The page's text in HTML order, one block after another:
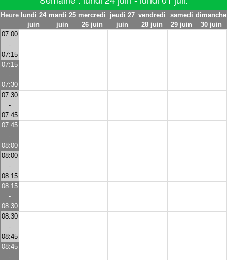
Heure lundi 24
juin
mardi 25
juin
mercredi
26 juin
jeudi 27
juin
vendredi
28 juin
samedi
29 juin
dimanche
30 juin
07:00
-
07:15
07:15
-
07:30
07:30
-
07:45
07:45
-
08:00
08:00
-
08:15
08:15
-
08:30
08:30
-
08:45
08:45
-